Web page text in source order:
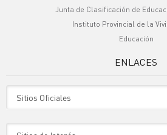
Junta de Clasificación de
Instituto Provincial de la
Educación
ENLACES